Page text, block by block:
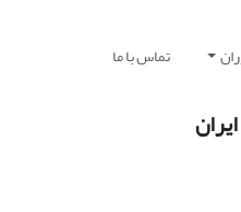
تماس با ما